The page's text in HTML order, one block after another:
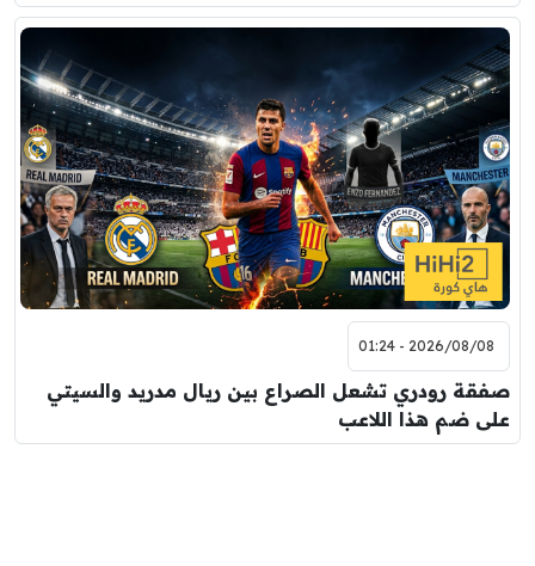
2026/08/08 - 01:24
صفقة رودري تشعل الصراع بين ريال مدريد والسيتي
على ضم هذا اللاعب